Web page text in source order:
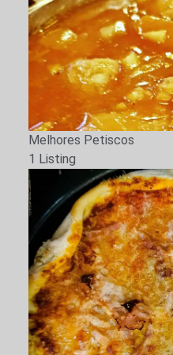
Melhores Petiscos
1 Listing